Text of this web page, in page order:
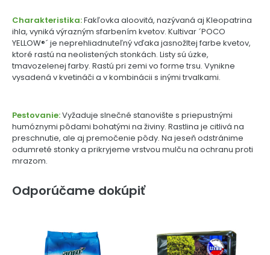
Charakteristika:Fakľovka aloovitá, nazývaná aj Kleopatrina
ihla, vyniká výrazným sfarbením kvetov. Kultivar ´POCO
YELLOW®´ je neprehliadnuteľný vďaka jasnožltej farbe kvetov,
ktoré rastú na neolistených stonkách. Listy sú úzke,
tmavozelenej farby. Rastú pri zemi vo forme trsu. Vynikne
vysadená v kvetináči a v kombinácii s inými trvalkami.
Pestovanie:Vyžaduje slnečné stanovište s priepustnými
humóznymi pôdami bohatými na živiny. Rastlina je citlivá na
preschnutie, ale aj premočenie pôdy. Na jeseň odstránime
odumreté stonky a prikryjeme vrstvou mulču na ochranu proti
mrazom.
Odporúčame dokúpiť